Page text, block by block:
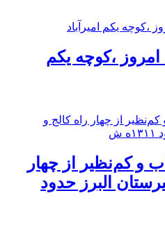
،کوچه یکم
و کم‌نظیر از چهار
البرز حدود